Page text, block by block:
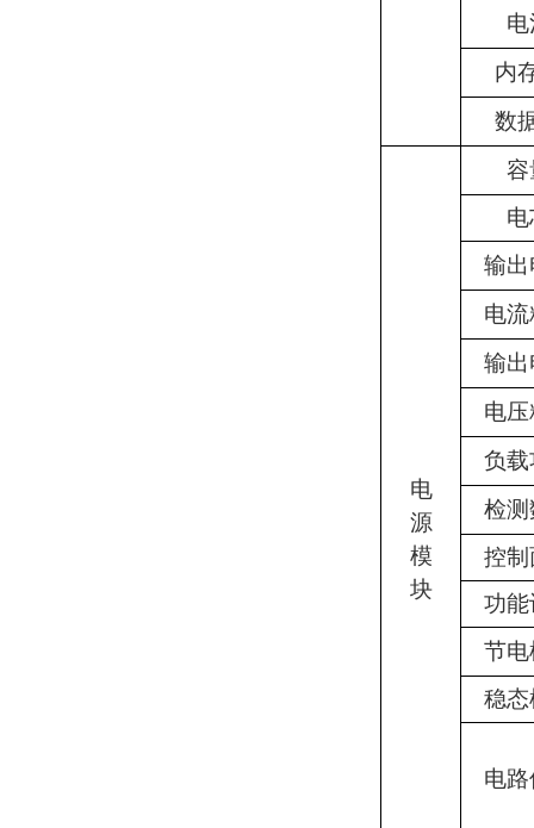
电
内
数
电
源
模
块
容
电
输出
电
输出
电
负载
检测
控制
功能
节电
稳态
电